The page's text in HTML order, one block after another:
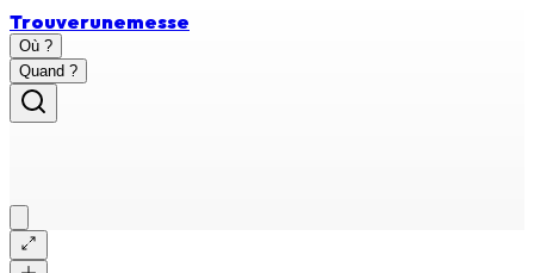
Trouverunemesse
Où ?
Quand ?